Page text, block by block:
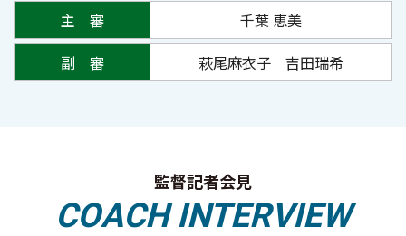
主 審
千葉 恵美
副 審
萩尾麻衣子 吉田瑞希
監督記者会見
COACH INTERVIEW